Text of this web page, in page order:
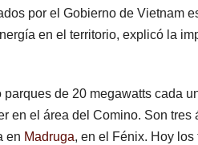
por el Gobierno de Vietnam
en el territorio, explicó la
parques de 20 megawatts cada
en el área del Comino. Son
en Madruga, en el Fénix. Hoy